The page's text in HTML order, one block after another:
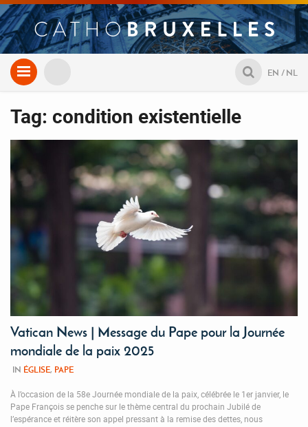
Aller
au
NL
EN
Tag: condition existentielle
Vatican News | Message du Pape pour la Journée
mondiale de la paix 2025
IN ÉGLISE, PAPE
À l’occasion de la 58e Journée mondiale de la paix, célébrée le 1er janvier, le
Pape François se penche sur le thème central du prochain Jubilé de
l’espérance et réitère son appel pressant à la remise des dettes, nous